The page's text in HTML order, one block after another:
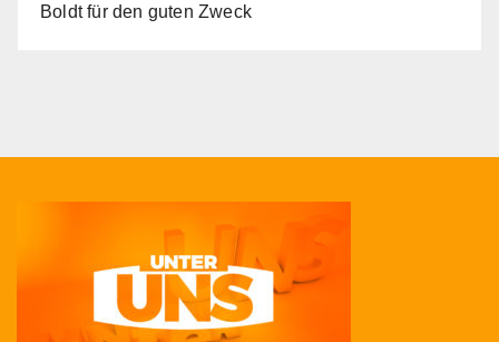
Boldt für den guten Zweck